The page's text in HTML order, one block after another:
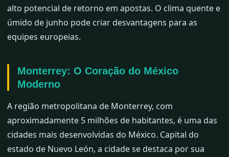
alto potencial de retorno em apostas. O clima quente e
úmido de junho pode criar desvantagens para as
equipes europeias.
Monterrey: O Coração do México
Moderno
A região metropolitana de Monterrey, com
aproximadamente 5 milhões de habitantes, é uma das
cidades mais desenvolvidas do México. Capital do
estado de Nuevo León, a cidade se destaca por sua